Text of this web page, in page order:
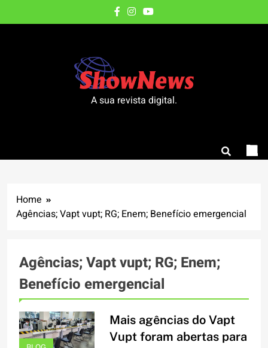
to
A sua revista digital.
Home
Agências; Vapt vupt; RG; Enem; Benefício emergencial
Agências; Vapt vupt; RG; Enem;
Benefício emergencial
Mais agências do Vapt
Vupt foram abertas para